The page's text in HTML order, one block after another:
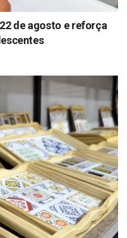
de agosto e reforça